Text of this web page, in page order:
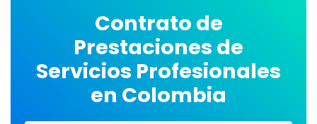
Contrato de
Prestaciones de
Servicios Profesionales
en Colombia